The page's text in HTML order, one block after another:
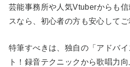
芸能事務所や人気Vtuberからも
スなら、初心者の方も安心してご
特筆すべきは、独自の「アドバ
ト！録音テクニックから歌唱力